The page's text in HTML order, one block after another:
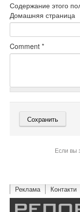
Содержание этого
Домашняя страница
Comment *
Если вы
Реклама Контакти